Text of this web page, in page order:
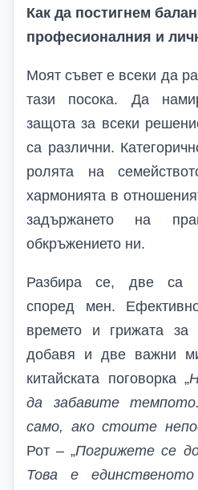
Как да постигнем
професионалния и
Моят съвет е всеки да
тази посока. Да
защота за всеки
са различни.
ролята на
хармонията в
задържането на
обкръжението ни.
Разбира се, две са
според мен.
времето и грижата за
добавя и две важни
китайската поговорка „
да забавите
само, ако стоите
Рот – „Погрижете се
Това е